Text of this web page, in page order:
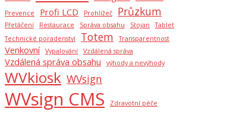
Prevence
Profi LCD Prohlížeč Průzkum
Přetáčení Restaurace Správa obsahu Stojan
Tablet
Technické poradenství
Totem Transparentnost
Venkovní Vypalování Vzdálená správa
Vzdálená správa obsahu výhody a nevýhody
WVkiosk WVsign
WVsign CMS Zdravotní péče